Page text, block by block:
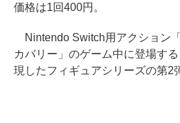
価格は1回400円。
Nintendo Switch用アクション
カバリー」のゲーム中に登場す
現したフィギュアシリーズの第2